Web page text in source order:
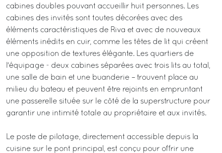
cabines doubles pouvant accueillir huit personnes. Les
cabines des invités sont toutes décorées avec des
éléments caractéristiques de Riva et avec de nouveaux
éléments inédits en cuir, comme les têtes de lit qui créent
une opposition de textures élégante. Les quartiers de
l'équipage - deux cabines séparées avec trois lits au total,
une salle de bain et une buanderie – trouvent place au
milieu du bateau et peuvent être rejoints en empruntant
une passerelle située sur le côté de la superstructure pour
garantir une intimité totale au propriétaire et aux invités.
Le poste de pilotage, directement accessible depuis la
cuisine sur le pont principal, est conçu pour offrir une